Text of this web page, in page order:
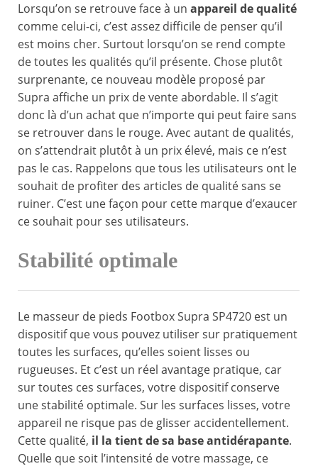
Lorsqu’on se retrouve face à un appareil de qualité
comme celui-ci, c’est assez difficile de penser qu’il
est moins cher. Surtout lorsqu’on se rend compte
de toutes les qualités qu’il présente. Chose plutôt
surprenante, ce nouveau modèle proposé par
Supra affiche un prix de vente abordable. Il s’agit
donc là d’un achat que n’importe qui peut faire sans
se retrouver dans le rouge. Avec autant de qualités,
on s’attendrait plutôt à un prix élevé, mais ce n’est
pas le cas. Rappelons que tous les utilisateurs ont le
souhait de profiter des articles de qualité sans se
ruiner. C’est une façon pour cette marque d’exaucer
ce souhait pour ses utilisateurs.
Stabilité optimale
Le masseur de pieds Footbox Supra SP4720 est un
dispositif que vous pouvez utiliser sur pratiquement
toutes les surfaces, qu’elles soient lisses ou
rugueuses. Et c’est un réel avantage pratique, car
sur toutes ces surfaces, votre dispositif conserve
une stabilité optimale. Sur les surfaces lisses, votre
appareil ne risque pas de glisser accidentellement.
Cette qualité, il la tient de sa base antidérapante.
Quelle que soit l’intensité de votre massage, ce